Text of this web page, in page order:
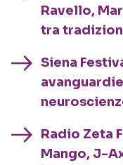
Ravello,
tra
Siena
Radio Zeta
Mango, J-